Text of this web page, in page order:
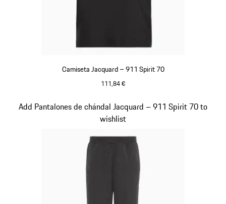
Camiseta Jacquard – 911 Spirit 70
111,84 €
Add Pantalones de chándal Jacquard – 911 Spirit 70 to
wishlist
Diapositiva 7 de 8